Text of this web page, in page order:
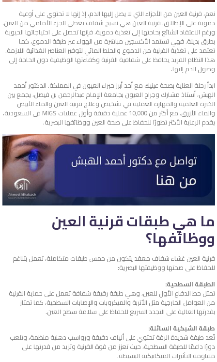
نعم، قرنية العين من الأجزاء التي لا يصل إليها الدم، إذ إنها لا تحتوي على أوعية
دموية على الإطلاق. قرنية العين هي نسيج شفاف يغطي الجزء الأمامي من العين،
ورغم الاعتقاد الشائع بحاجتها إلى تغذية دموية، فإنها تحصل على احتياجاتها الحيوية
بطرق بديلة. فهي تستمد الأكسجين مباشرة من الهواء عبر طبقة الدموع، كما
تعتمد على تغذية القرنية من الدموع والخلط المائي لتوفير العناصر الغذائية اللازمة.
هذا النظام الفريد يحافظ على شفافية القرنية وكفاءتها الوظيفية دون الحاجة إلى
وصول الدم إليها.
ابدأ رحلة العناية بصحة عينيك مع أحد أبرز خبراء العيون في المملكة. الدكتور أحمد
الهبش، أستاذ مشارك وجراح العيون بجامعة الإمام عبدالرحمن بن فيصل، يجمع بين
الخبرة العلمية والمهارة العملية في تشخيص وعلاج قرنية العين والماء الأبيض
والماء الأزرق. مع أكثر من 10,000 عملية دقيقة وأول عمليات MIGS في السعودية،
يقدم الرعاية الأكثر تطورًا للحفاظ على صحة العين ووظائفها البصرية.
ما هي طبقات قرنية العين
ووظائفها؟
قرنية العين غشاء شفاف معقد يتكون من خمس طبقات متكاملة، تعمل بتناغم
للحفاظ على صحتها ووظيفتها البصرية:
الطبقة السطحية:
تمثل خط الدفاع الأول للعين، وهي طبقة رقيقة شفافة تعمل على حماية القرنية
من العوامل الخارجية مثل الأتربة والميكروبات والإصابات السطحية، كما تمتاز
بقدرتها العالية على التجدد السريع للحفاظ على سلامة سطح العين.
طبقة الشبكية السائلة:
تُعد طبقة شديدة الرقة تحتوي على ألياف دقيقة ورواسب دهنية منظمة، وتلعب
دورًا داعمًا للطبقة السطحية، حيث تعزز من قوة القرنية وتزيد من قدرتها على
مقاومة التأثيرات الميكانيكية البسيطة.